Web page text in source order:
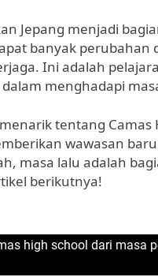
Jepang menjadi
banyak
Ini adalah
menghadapi
tentang Camas
wawasan
masa lalu adalah
berikutnya!
high school dari masa